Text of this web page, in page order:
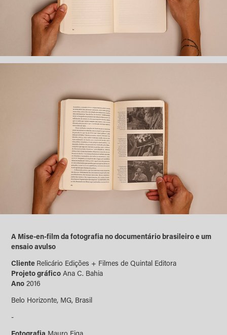
A Mise-en-film da fotografia no documentário brasileiro e um
ensaio avulso
Cliente Relicário Edições + Filmes de Quintal Editora
Projeto gráfico Ana C. Bahia
Ano 2016
Belo Horizonte, MG, Brasil
-